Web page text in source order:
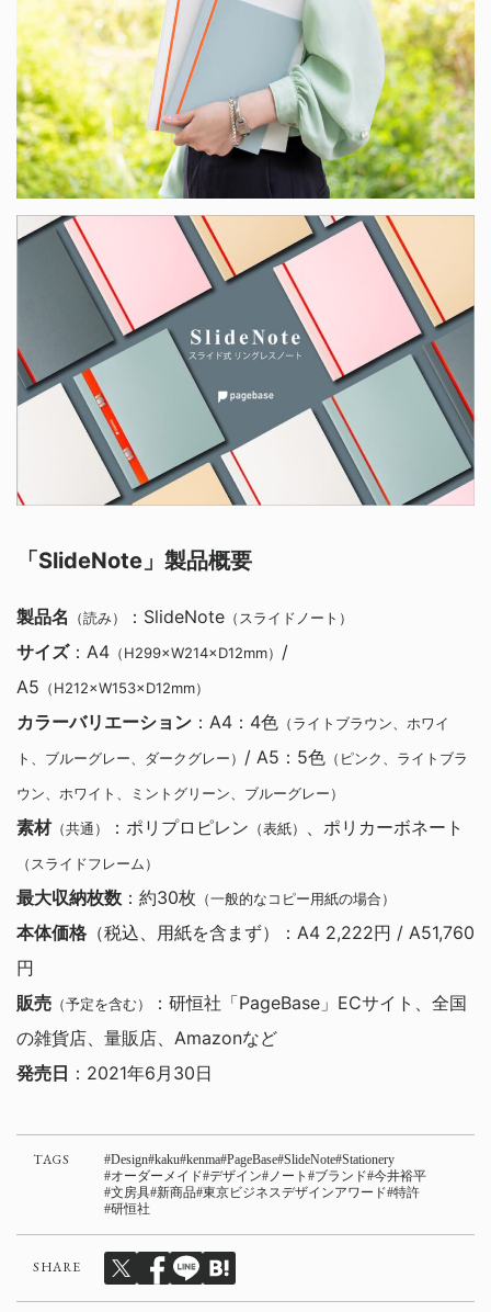
「SlideNote」製品概要
製品名 （読み） ：SlideNote （スライドノート）
サイズ：A4 （H299×W214×D12mm） /
A5 （H212×W153×D12mm）
カラーバリエーション ：A4：4色 （ライトブラウン、ホワイ
ト、ブルーグレー、ダークグレー） / A5：5色 （ピンク、ライトブラ
ウン、ホワイト、ミントグリーン、ブルーグレー）
素材（共通） ：ポリプロピレン （表紙） 、ポリカーボネート
（スライドフレーム）
最大収納枚数 ：約30枚 （一般的なコピー用紙の場合）
本体価格 （税込、用紙を含まず）：A4 2,222円 / A51,760
円
販売 （予定を含む）
：研恒社「PageBase」ECサイト、全国
の雑貨店、量販店、Amazonなど
発売日 ：2021年6月30日
TAGS Design kaku kenma PageBase SlideNote Stationery
オーダーメイド デザイン ノート ブランド 今井裕平
文房具 新商品 東京ビジネスデザインアワード 特許
研恒社
SHARE